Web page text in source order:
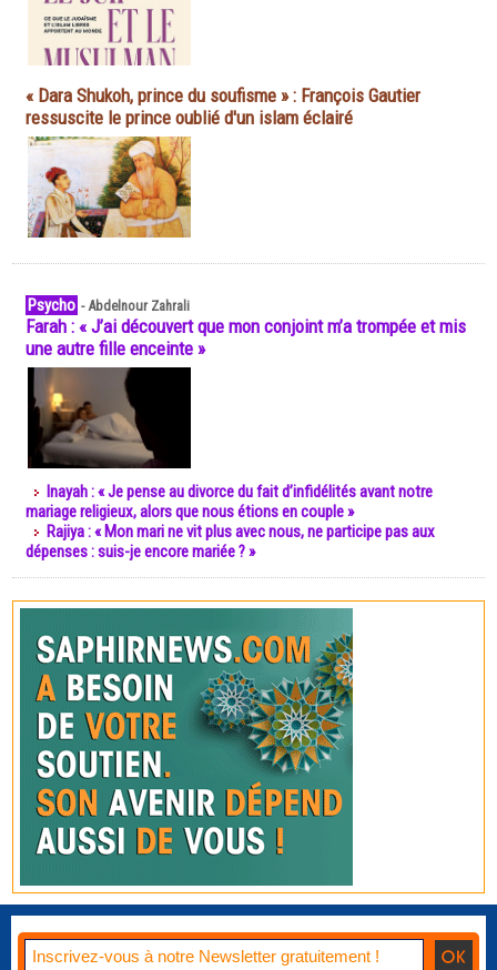
« Dara Shukoh, prince du soufisme » : François Gautier
ressuscite le prince oublié d'un islam éclairé
Psycho -Abdelnour Zahrali
Farah : « J’ai découvert que mon conjoint m’a trompée et mis
une autre fille enceinte »
Inayah : « Je pense au divorce du fait d’infidélités avant notre
mariage religieux, alors que nous étions en couple »
Rajiya : « Mon mari ne vit plus avec nous, ne participe pas aux
dépenses : suis-je encore mariée ? »